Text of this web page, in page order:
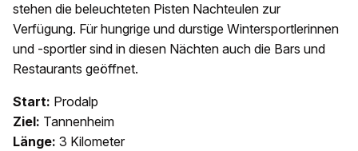
stehen die beleuchteten Pisten Nachteulen zur
Verfügung. Für hungrige und durstige Wintersportlerinnen
und -sportler sind in diesen Nächten auch die Bars und
Restaurants geöffnet.
Start: Prodalp
Ziel: Tannenheim
Länge: 3 Kilometer